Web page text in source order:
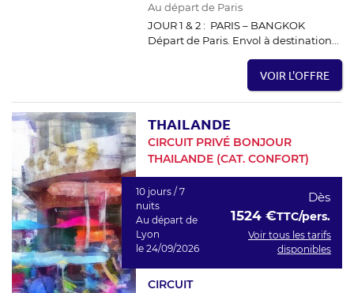
Au départ de Paris
JOUR 1 & 2 : PARIS – BANGKOK
Départ de Paris. Envol à destination...
VOIR L'OFFRE
THAILANDE
CIRCUIT PRIVÉ BONJOUR
THAILANDE (CAT. CONFORT)
10 jours / 7
nuits
Au départ de
Lyon
le 24/09/2026
Dès
1524 €TTC/pers.
Voir tous les tarifs
disponibles
CIRCUIT